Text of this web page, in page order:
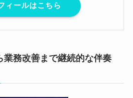
ィールはこちら
業務改善まで継続的な伴奏